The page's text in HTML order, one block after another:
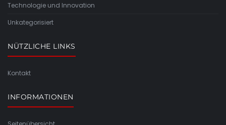
Technologie und Innovation
Unkategorisiert
NÜTZLICHE LINKS
Kontakt
INFORMATIONEN